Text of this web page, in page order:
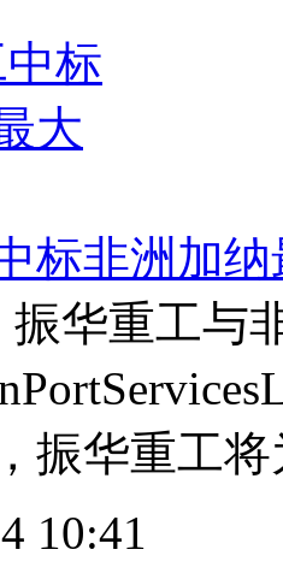
标非洲加
振华重工与
振华重工将
10:41